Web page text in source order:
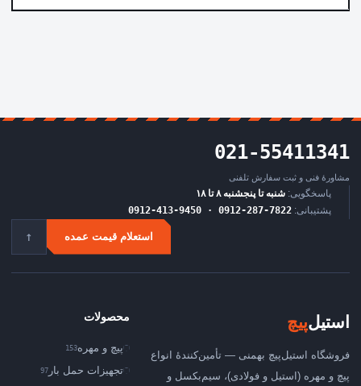
021-55411341
مشاورهٔ فنی و ثبت سفارش تلفنی
پاسخگویی: شنبه تا پنجشنبه ۸ تا ۱۸
پشتیبانی: 0912-413-9450 · 0912-287-7822
استعلام قیمت عمده ↑
استیل‌پیچ
فروشگاه استیل‌پیچ بهمنی — تأمین‌کنندهٔ انواع
پیچ و مهره (استیل و فولادی)، سیم‌بکسل و
محصولات
پیچ و مهره153
تجهیزات حمل بار 97